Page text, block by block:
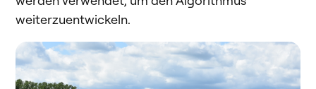
weiterzuentwickeln.